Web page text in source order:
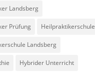
Landsberg
Prüfung Heilpraktikerschule
Landsberg
Hybrider Unterricht